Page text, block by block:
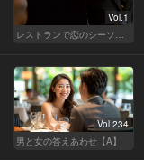
Vol.1
レストランで恋のシーソーゲーム（WOMAN）
Vol.234
男と女の答えあわせ【A】